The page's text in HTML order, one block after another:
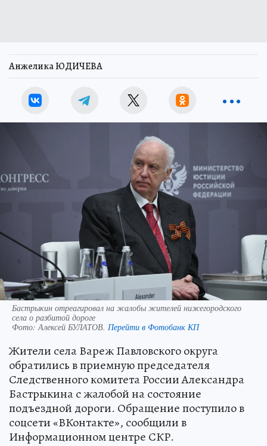
Анжелика ЮДИЧЕВА
Бастрыкин отреагировал на жалобы жителей нижегородского
села о разбитой дороге
Фото:Алексей БУЛАТОВ. Перейти в Фотобанк КП
Жители села Вареж Павловского округа
обратились в приемную председателя
Следственного комитета России Александра
Бастрыкина с жалобой на состояние
подъездной дороги. Обращение поступило в
соцсети «ВКонтакте», сообщили в
Информационном центре СКР.